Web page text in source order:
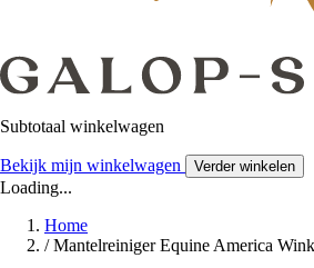
Subtotaal winkelwagen
Bekijk mijn winkelwagen Verder winkelen
Loading...
Home
/ Mantelreiniger Equine America